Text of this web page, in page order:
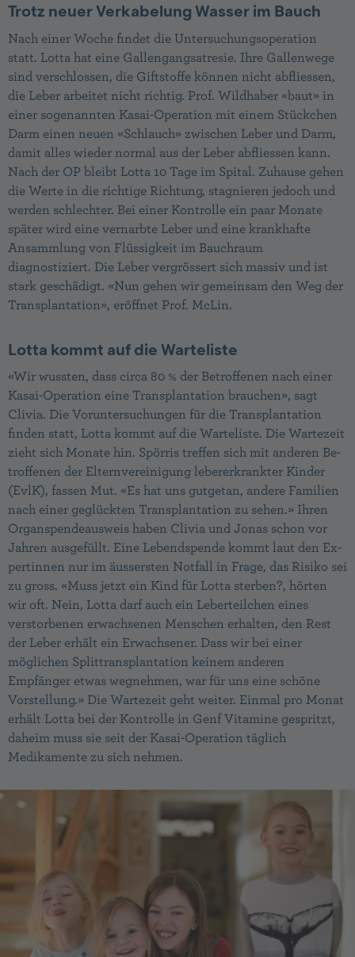
Trotz neuer Verkabelung Wasser im Bauch
Nach einer Woche findet die Untersuchungsoperation
statt. Lotta hat eine Gallengangsatresie. Ihre Gallenwege
sind verschlossen, die Giftstoffe können nicht abfliessen,
die Leber arbeitet nicht richtig. Prof. Wildhaber «baut» in
einer sogenannten Kasai-Operation mit einem Stückchen
Darm einen neuen «Schlauch» zwischen Leber und Darm,
damit alles wieder normal aus der Leber abfliessen kann.
Nach der OP bleibt Lotta 10 Tage im Spital. Zuhause gehen
die Werte in die richtige Richtung, stagnieren jedoch und
werden schlechter. Bei einer Kontrolle ein paar Monate
später wird eine vernarbte Leber und eine krankhafte
Ansammlung von Flüssigkeit im Bauchraum
diagnostiziert. Die Leber vergrössert sich massiv und ist
stark geschädigt. «Nun gehen wir gemeinsam den Weg der
Transplantation», eröffnet Prof. McLin.
Lotta kommt auf die Warteliste
«Wir wussten, dass circa 80 % der Betroffenen nach einer
Kasai-Operation eine Transplantation brauchen», sagt
Clivia. Die Voruntersuchungen für die Transplantation
finden statt, Lotta kommt auf die Warteliste. Die Wartezeit
zieht sich Monate hin. Spörris treffen sich mit anderen Be­
troffenen der Elternvereinigung lebererkrankter Kinder
(EvlK), fassen Mut. «Es hat uns gutgetan, andere Familien
nach einer geglückten Trans­plantation zu sehen.» Ihren
Organspendeausweis haben Clivia und Jonas schon vor
Jahren ausgefüllt. Eine Lebendspende kommt laut den Ex­
pertinnen nur im äussersten Notfall in Frage, das Risiko sei
zu gross. «Muss jetzt ein Kind für Lotta sterben?, hörten
wir oft. Nein, Lotta darf auch ein Leberteilchen eines
verstor­benen erwachsenen Menschen erhalten, den Rest
der Leber erhält ein Erwachsener. Dass wir bei einer
möglichen Splittransplantation keinem anderen
Empfänger etwas wegnehmen, war für uns eine schöne
Vorstellung.» Die Warte­zeit geht weiter. Einmal pro Monat
erhält Lotta bei der Kontrolle in Genf Vitamine gespritzt,
da­heim muss sie seit der Kasai-Operation täglich
Medikamente zu sich nehmen.